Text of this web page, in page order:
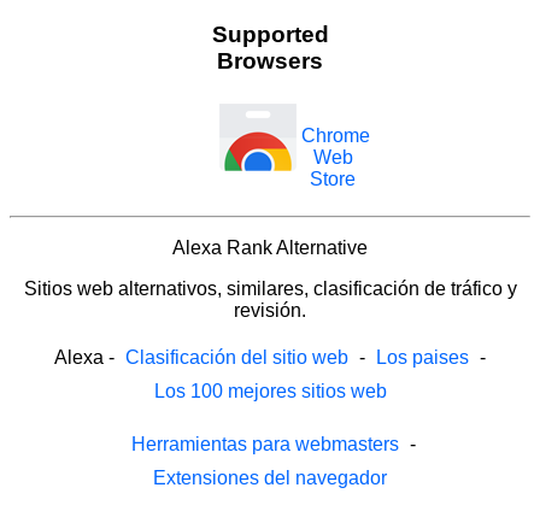
Supported
Browsers
Chrome
Web
Store
Alexa Rank Alternative
Sitios web alternativos, similares, clasificación de tráfico y
revisión.
Alexa - Clasificación del sitio web - Los paises -
Los 100 mejores sitios web
Herramientas para webmasters -
Extensiones del navegador